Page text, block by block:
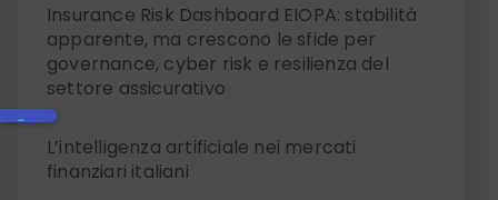
Insurance Risk Dashboard EIOPA: stabilità
apparente, ma crescono le sfide per
governance, cyber risk e resilienza del
settore assicurativo
L’intelligenza artificiale nei mercati
finanziari italiani